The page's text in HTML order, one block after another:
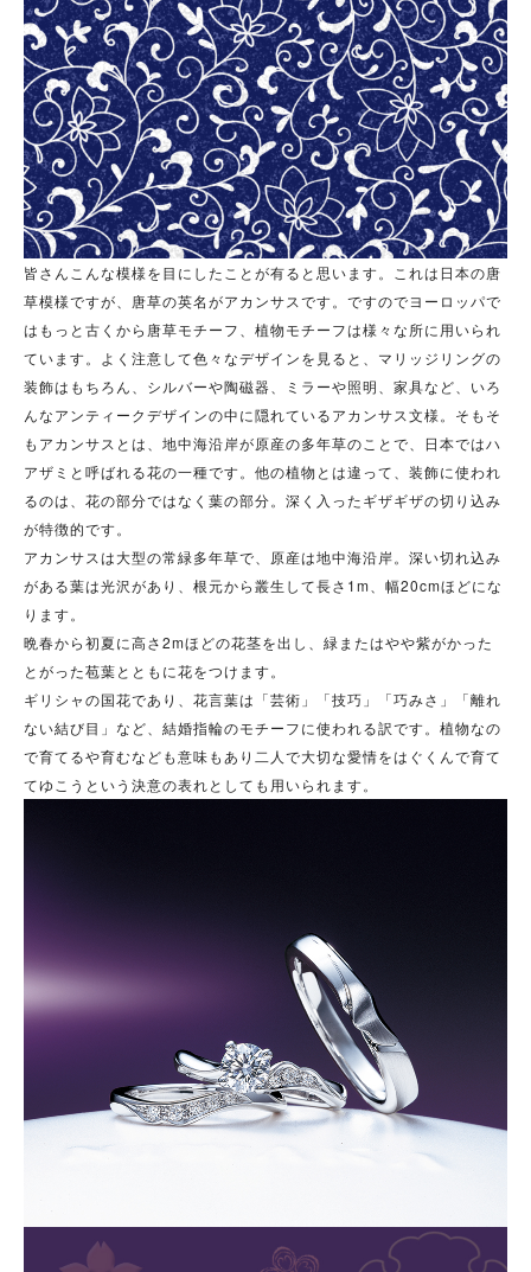
皆さんこんな模様を目にしたことが有ると思います。これは日本の唐
草模様ですが、唐草の英名がアカンサスです。ですのでヨーロッパで
はもっと古くから唐草モチーフ、植物モチーフは様々な所に用いられ
ています。
よく注意して色々なデザインを 見ると、マリッジリングの
装飾はもちろん、シルバーや陶磁器、ミラーや照明、家具など、いろ
んなアンティークデザインの中に隠れているアカンサス文様。そもそ
もアカンサスとは、地中海沿岸が原産の多年草のことで、日本ではハ
アザミと呼ばれる花の一種です。他の植物とは違って、装飾に使われ
るのは、花の部分ではなく葉の部分。深く入ったギザギザの切り込み
が特徴的です。
アカンサスは大型の常緑多年草で、原産は地中海沿岸。深い切れ込み
がある葉は光沢があり、根元から叢生して長さ1m、幅20cmほどにな
ります。
晩春から初夏に高さ2mほどの花茎を出し、緑またはやや紫がかった
とがった苞葉とともに花をつけます。
ギリシャの国花であり、花言葉は「芸術」「技巧」「巧みさ」「離れ
ない結び目」など、結婚指輪のモチーフに使われる訳です。植物なの
で育てるや育むなども意味もあり二人で大切な愛情をはぐくんで育て
てゆこうという決意の表れとしても用いられます。